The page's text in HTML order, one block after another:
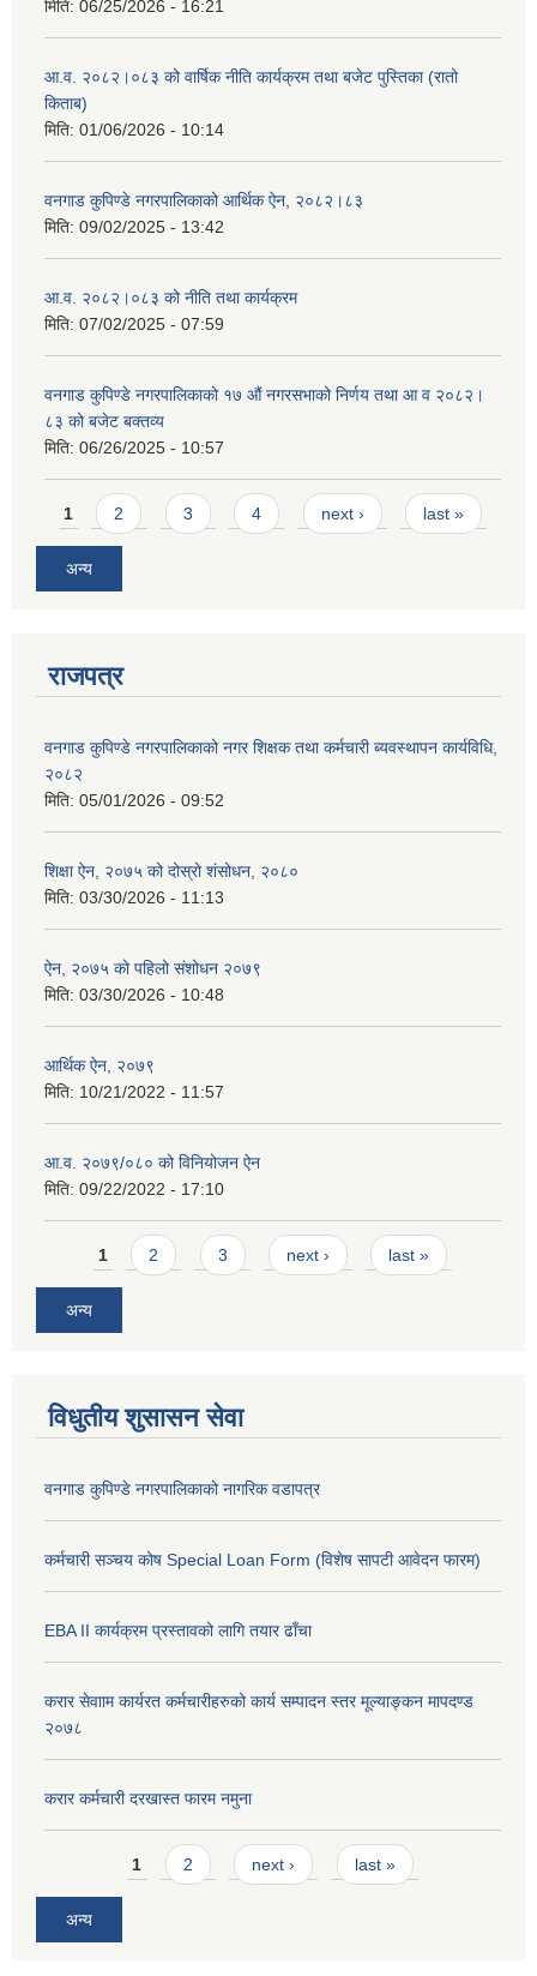
मिति: 06/25/2026 - 16:21
आ.व. २०८२।०८३ को वार्षिक नीति कार्यक्रम तथा बजेट पुस्तिका (रातो
किताब)
मिति: 01/06/2026 - 10:14
वनगाड कुपिण्डे नगरपालिकाको आर्थिक ऐन, २०८२।८३
मिति: 09/02/2025 - 13:42
आ.व. २०८२।०८३ को नीति तथा कार्यक्रम
मिति: 07/02/2025 - 07:59
वनगाड कुपिण्डे नगरपालिकाको १७ ‍औं नगरसभाको निर्णय तथा आ व २०८२।
८३ को बजेट बक्तव्य
मिति: 06/26/2025 - 10:57
Pages
1 2 3 4 next › last »
अन्य
राजपत्र
वनगाड कुपिण्डे नगरपालिकाको नगर शिक्षक तथा कर्मचारी ब्यवस्थापन कार्यविधि,
२०८२
मिति: 05/01/2026 - 09:52
शिक्षा ऐन, २०७५ को दोस्रो शंसोधन, २०८०
मिति: 03/30/2026 - 11:13
ऐन, २०७५ को पहिलो संशोधन २०७९
मिति: 03/30/2026 - 10:48
आर्थिक ऐन, २०७९
मिति: 10/21/2022 - 11:57
आ.व. २०७९/०८० को विनियोजन ऐन
मिति: 09/22/2022 - 17:10
Pages
1 2 3 next › last »
अन्य
विधुतीय शुसासन सेवा
वनगाड कुपिण्डे नगरपालिकाको नागरिक वडापत्र
कर्मचारी सञ्चय कोष Special Loan Form (विशेष सापटी आवेदन फारम)
EBA II कार्यक्रम प्रस्तावको लागि तयार ढाँचा
करार सेवााम कार्यरत कर्मचारीहरुको कार्य सम्पादन स्तर मूल्याङ्कन मापदण्ड
२०७८
करार कर्मचारी दरखास्त फारम नमुना
Pages1 2 next › last »
अन्य